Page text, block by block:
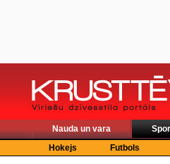
Nauda un vara
Hokejs
Futbols